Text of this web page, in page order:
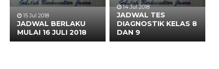
15 Jul 2018
JADWAL BERLAKU
MULAI 16 JULI 2018
14 Jul 2018
JADWAL TES
DIAGNOSTIK KELAS 8
DAN 9